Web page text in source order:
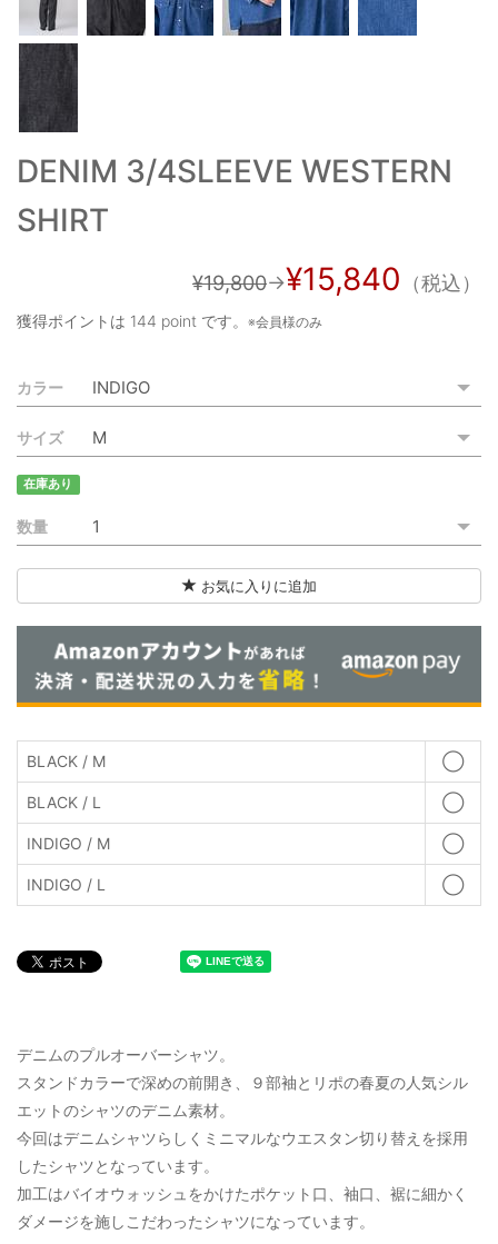
お買い物カゴ
ご利用ガイド
特定商取引法に基づく表記
ご利用規約
お問い合わせ
DENIM 3/4SLEEVE WESTERN
SHIRT
¥19,800→¥15,840 （税込）
獲得ポイントは 144 point です。 ※会員様のみ
カラー
サイズ
在庫あり
数量
お気に入りに追加
BLACK / M ◯
BLACK / L ◯
INDIGO / M ◯
INDIGO / L ◯
デニムのプルオーバーシャツ。
スタンドカラーで深めの前開き、９部袖とリポの春夏の人気シル
エットのシャツのデニム素材。
今回はデニムシャツらしくミニマルなウエスタン切り替えを採用
したシャツとなっています。
加工はバイオウォッシュをかけたポケット口、袖口、裾に細かく
ダメージを施しこだわったシャツになっています。